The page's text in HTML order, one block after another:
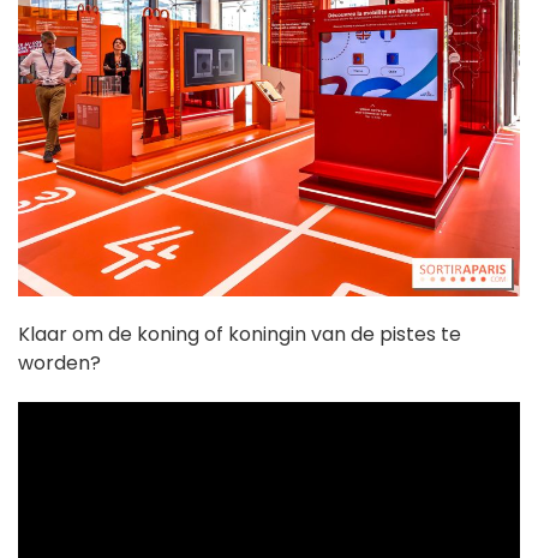
Klaar om de koning of koningin van de pistes te
worden?